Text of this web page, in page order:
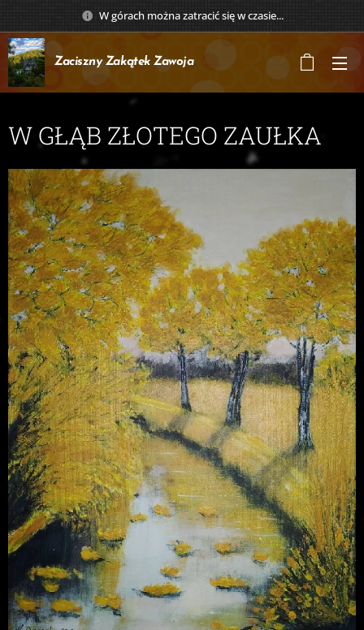
W górach można zatracić się w czasie...
Zaciszny Zakątek Zawoja
W GŁĄB ZŁOTEGO ZAUŁKA